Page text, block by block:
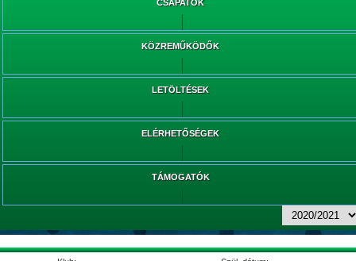
CSAPATOK
KÖZREMŰKÖDŐK
LETÖLTÉSEK
ELÉRHETŐSÉGEK
TÁMOGATÓK